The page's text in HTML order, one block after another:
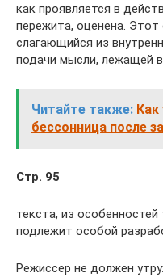
как проявляет­ся в
пережита, оценена.
слагающийся из
подачи мысли, лежащей
Читайте также: Как
бессонница после
Стр. 95
текста, из
подлежит осо­бой
Режиссер не должен